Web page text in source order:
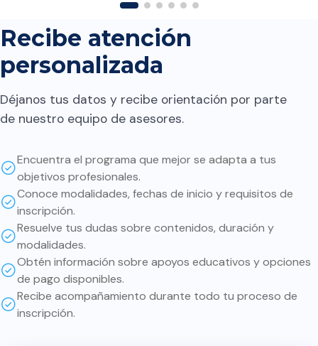
futuras regresiones en el
contenido. A quien lo
considera le digo: Que el
contenido es el necesario
para implementar y conocer
cómo iniciar en este ámbito.
Sin embargo, la parte más
profundizar por nuestra
cuenta en cada uno de los
temas. Si bien muchas cosas
ya están implementadas,
entender cómo funcionan de
fondo ayuda a tomar mejores
decisiones sobre cómo usar
cada herramienta. Además:
Recibe atención
personalizada
Déjanos tus datos y recibe orientación por parte
de nuestro equipo de asesores.
Encuentra el programa que mejor se adapta a tus
objetivos profesionales.
Conoce modalidades, fechas de inicio y requisitos de
inscripción.
Resuelve tus dudas sobre contenidos, duración y
modalidades.
Obtén información sobre apoyos educativos y opciones
de pago disponibles.
Recibe acompañamiento durante todo tu proceso de
inscripción.